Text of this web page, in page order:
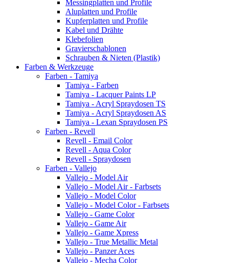
Messingplatten und Profile
Aluplatten und Profile
Kupferplatten und Profile
Kabel und Drähte
Klebefolien
Gravierschablonen
Schrauben & Nieten (Plastik)
Farben & Werkzeuge
Farben - Tamiya
Tamiya - Farben
Tamiya - Lacquer Paints LP
Tamiya - Acryl Spraydosen TS
Tamiya - Acryl Spraydosen AS
Tamiya - Lexan Spraydosen PS
Farben - Revell
Revell - Email Color
Revell - Aqua Color
Revell - Spraydosen
Farben - Vallejo
Vallejo - Model Air
Vallejo - Model Air - Farbsets
Vallejo - Model Color
Vallejo - Model Color - Farbsets
Vallejo - Game Color
Vallejo - Game Air
Vallejo - Game Xpress
Vallejo - True Metallic Metal
Vallejo - Panzer Aces
Vallejo - Mecha Color